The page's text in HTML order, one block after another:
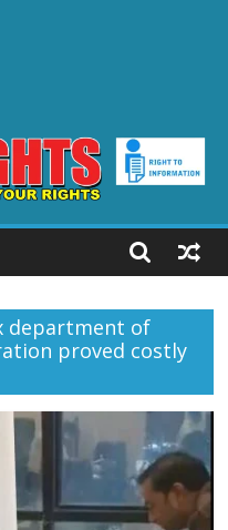
department of
proved costly